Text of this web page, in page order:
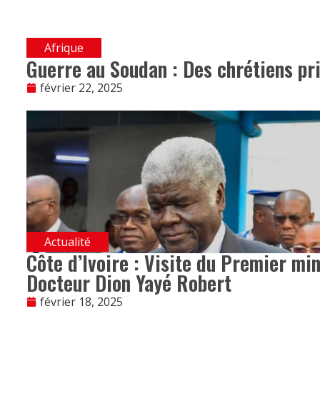
Afrique
Guerre au Soudan : Des chrétiens
février 22, 2025
Actualité
Côte d’Ivoire : Visite du Premier
Docteur Dion Yayé Robert
février 18, 2025